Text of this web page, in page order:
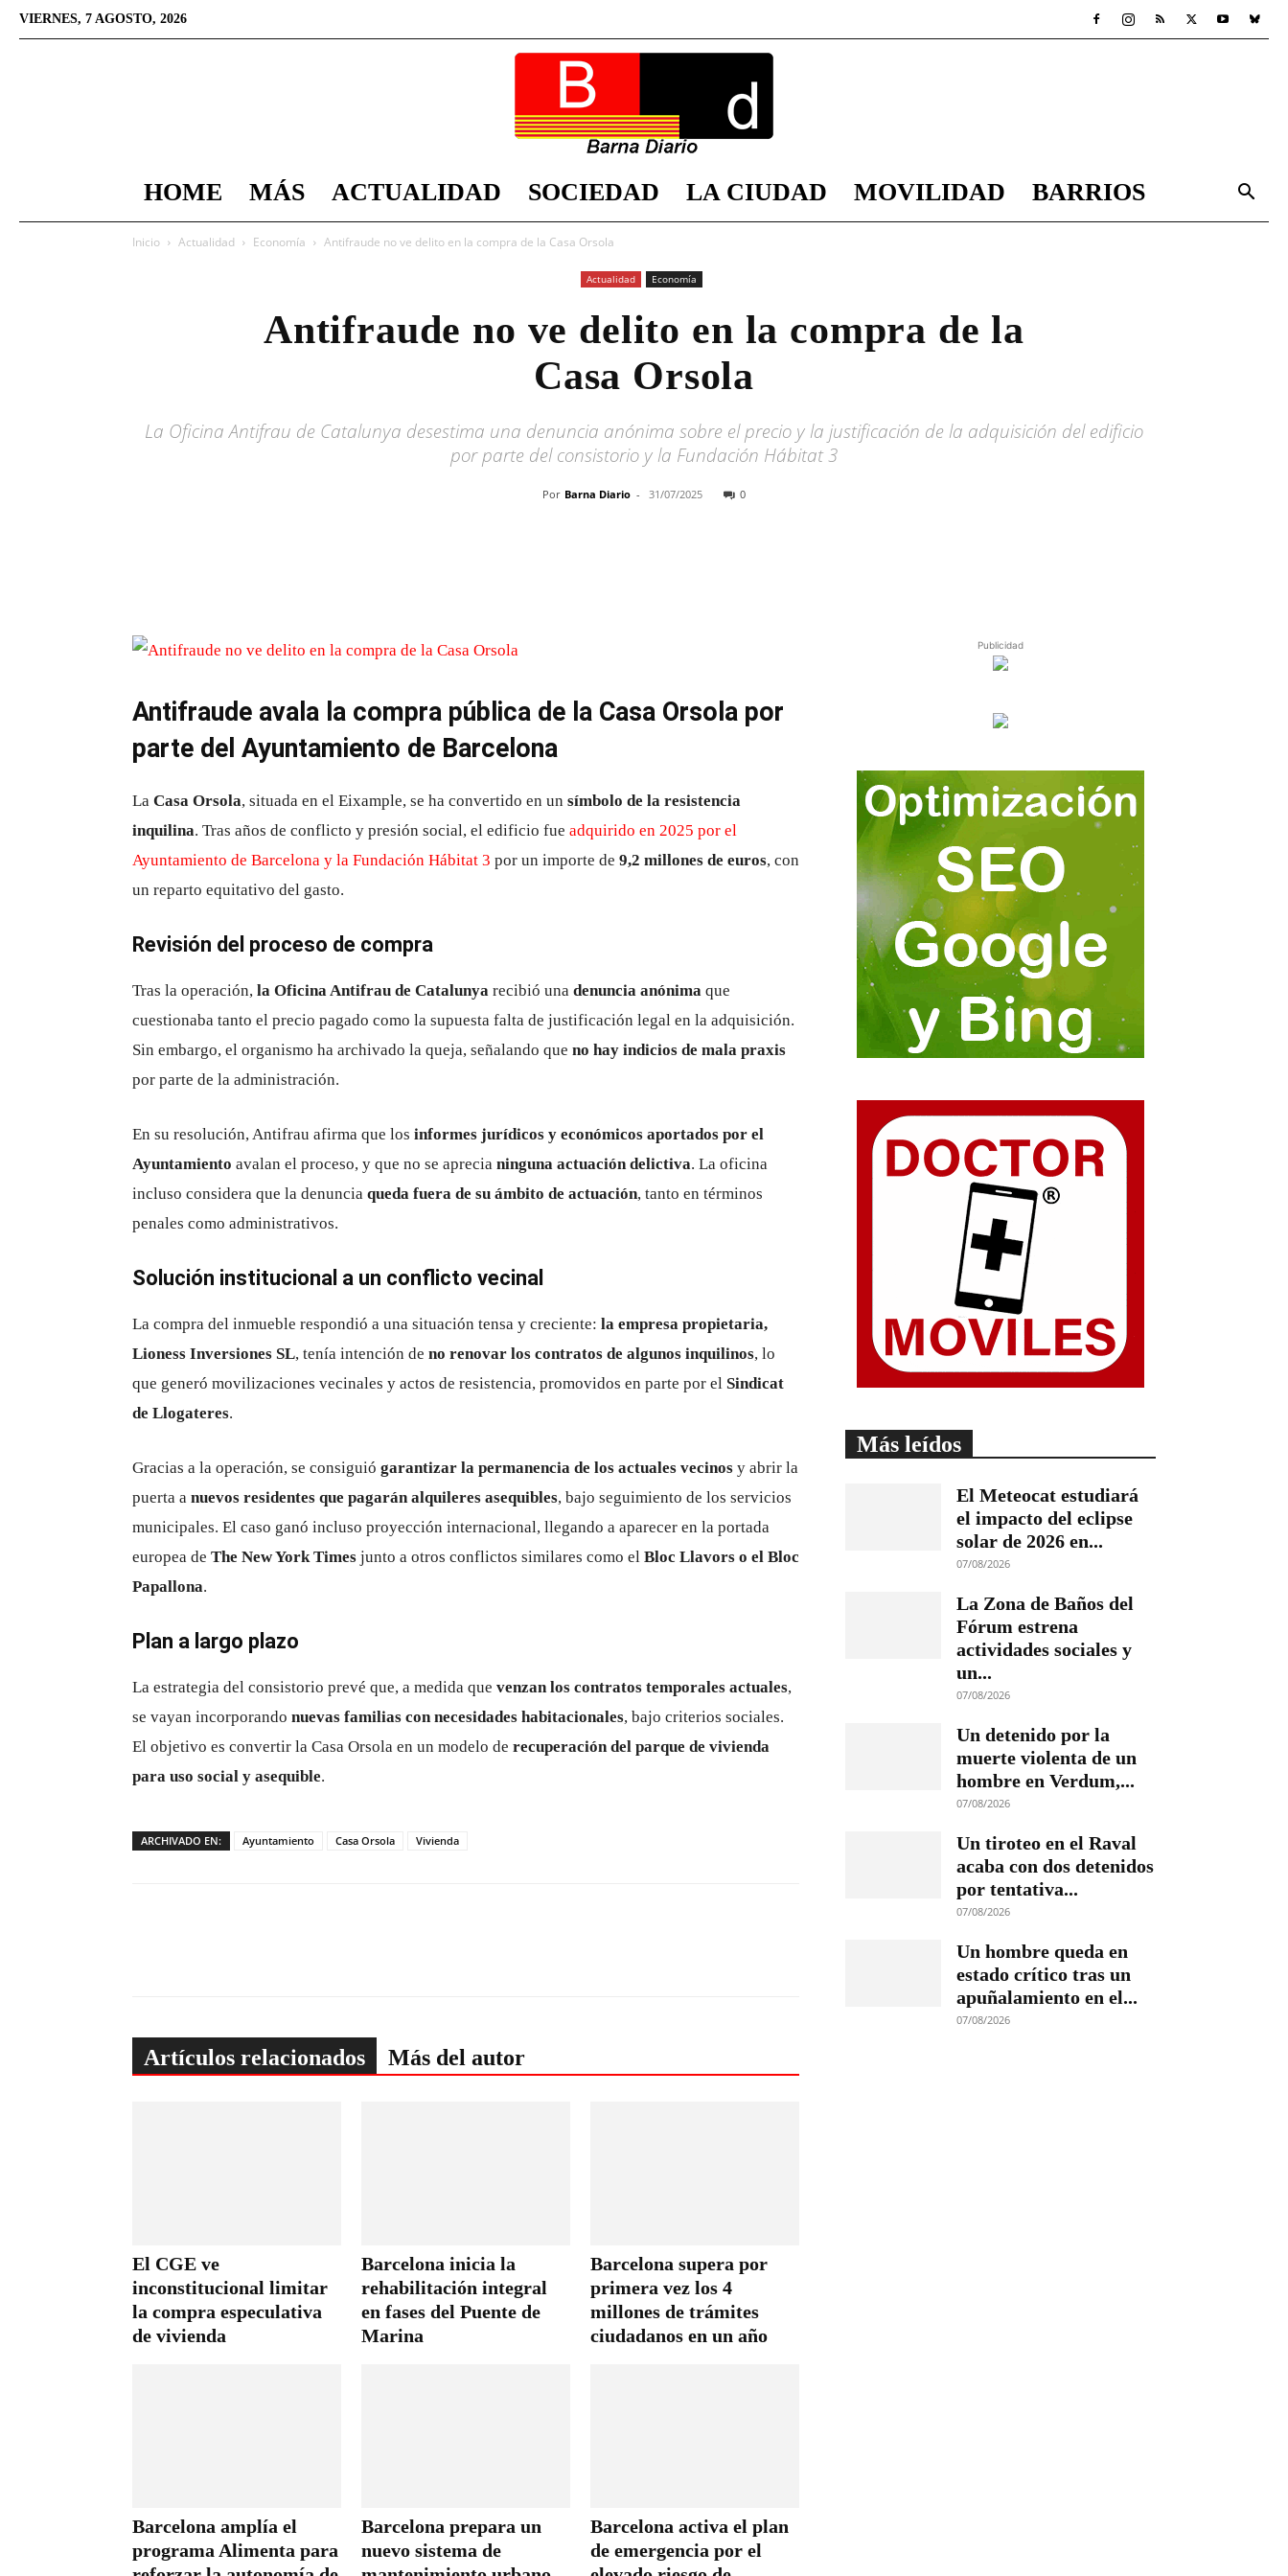
VIERNES, 7 AGOSTO, 2026
Diario
HOME MÁS ACTUALIDAD SOCIEDAD LA CIUDAD MOVILIDAD BARRIOS
Inicio Actualidad Economía Antifraude no ve delito en la compra de la Casa Orsola
Actualidad Economía
Antifraude no ve delito en la compra de la
Casa Orsola
La Oficina Antifrau de Catalunya desestima una denuncia anónima sobre el precio y la justificación de la adquisición del edificio
por parte del consistorio y la Fundación Hábitat 3
Por Barna Diario - 31/07/2025 0
Antifraude avala la compra pública de la Casa Orsola por
parte del Ayuntamiento de Barcelona
La Casa Orsola, situada en el Eixample, se ha convertido en un símbolo de la resistencia
inquilina. Tras años de conflicto y presión social, el edificio fue adquirido en 2025 por el
Ayuntamiento de Barcelona y la Fundación Hábitat 3 por un importe de 9,2 millones de euros, con
un reparto equitativo del gasto.
Revisión del proceso de compra
Tras la operación, la Oficina Antifrau de Catalunya recibió una denuncia anónima que
cuestionaba tanto el precio pagado como la supuesta falta de justificación legal en la adquisición.
Sin embargo, el organismo ha archivado la queja, señalando que no hay indicios de mala praxis
por parte de la administración.
En su resolución, Antifrau afirma que los informes jurídicos y económicos aportados por el
Ayuntamiento avalan el proceso, y que no se aprecia ninguna actuación delictiva. La oficina
incluso considera que la denuncia queda fuera de su ámbito de actuación, tanto en términos
penales como administrativos.
Solución institucional a un conflicto vecinal
La compra del inmueble respondió a una situación tensa y creciente: la empresa propietaria,
Lioness Inversiones SL, tenía intención de no renovar los contratos de algunos inquilinos, lo
que generó movilizaciones vecinales y actos de resistencia, promovidos en parte por el Sindicat
de Llogateres.
Gracias a la operación, se consiguió garantizar la permanencia de los actuales vecinos y abrir la
puerta a nuevos residentes que pagarán alquileres asequibles, bajo seguimiento de los servicios
municipales. El caso ganó incluso proyección internacional, llegando a aparecer en la portada
europea de The New York Times junto a otros conflictos similares como el Bloc Llavors o el Bloc
Papallona.
Plan a largo plazo
La estrategia del consistorio prevé que, a medida que venzan los contratos temporales actuales,
se vayan incorporando nuevas familias con necesidades habitacionales, bajo criterios sociales.
El objetivo es convertir la Casa Orsola en un modelo de recuperación del parque de vivienda
para uso social y asequible.
ARCHIVADO EN: Ayuntamiento Casa Orsola Vivienda
Artículos relacionados Más del autor
El CGE ve
inconstitucional limitar
la compra especulativa
de vivienda
Barcelona inicia la
rehabilitación integral
en fases del Puente de
Marina
Barcelona supera por
primera vez los 4
millones de trámites
ciudadanos en un año
Barcelona amplía el
programa Alimenta para
Barcelona prepara un
nuevo sistema de
Barcelona activa el plan
de emergencia por el
Publicidad
Más leídos
El Meteocat estudiará
el impacto del eclipse
solar de 2026 en...
07/08/2026
La Zona de Baños del
Fórum estrena
actividades sociales y
un...
07/08/2026
Un detenido por la
muerte violenta de un
hombre en Verdum,...
07/08/2026
Un tiroteo en el Raval
acaba con dos detenidos
por tentativa...
07/08/2026
Un hombre queda en
estado crítico tras un
apuñalamiento en el...
07/08/2026